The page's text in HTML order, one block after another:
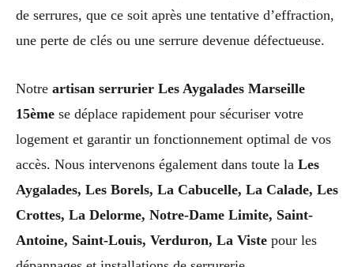
de serrures, que ce soit après une tentative d’effraction,
une perte de clés ou une serrure devenue défectueuse.
Notre artisan serrurier Les Aygalades Marseille
15ème se déplace rapidement pour sécuriser votre
logement et garantir un fonctionnement optimal de vos
accès. Nous intervenons également dans toute la Les
Aygalades, Les Borels, La Cabucelle, La Calade, Les
Crottes, La Delorme, Notre-Dame Limite, Saint-
Antoine, Saint-Louis, Verduron, La Viste pour les